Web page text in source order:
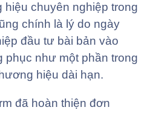
chuyên nghiệp trong
chính là lý do ngày
đầu tư bài bản vào
phục như một phần trong
hiệu dài hạn.
đã hoàn thiện đơn